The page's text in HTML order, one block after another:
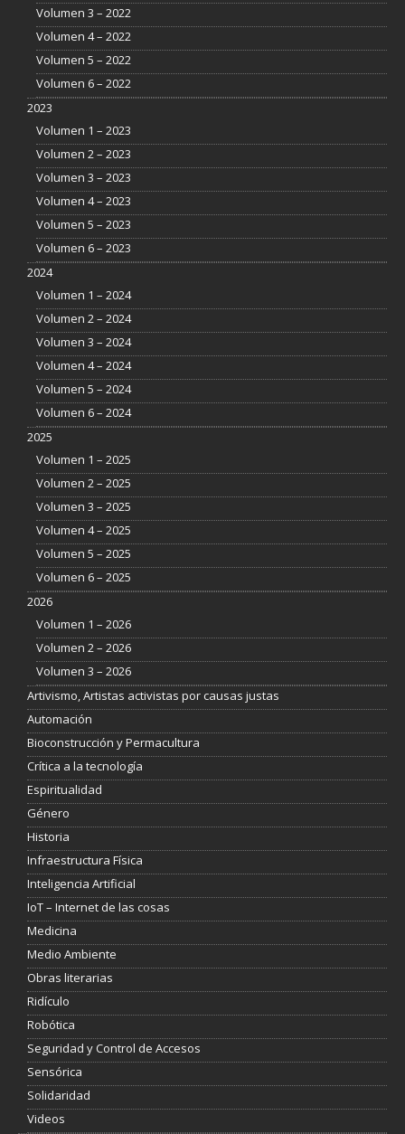
Volumen 3 – 2022
Volumen 4 – 2022
Volumen 5 – 2022
Volumen 6 – 2022
2023
Volumen 1 – 2023
Volumen 2 – 2023
Volumen 3 – 2023
Volumen 4 – 2023
Volumen 5 – 2023
Volumen 6 – 2023
2024
Volumen 1 – 2024
Volumen 2 – 2024
Volumen 3 – 2024
Volumen 4 – 2024
Volumen 5 – 2024
Volumen 6 – 2024
2025
Volumen 1 – 2025
Volumen 2 – 2025
Volumen 3 – 2025
Volumen 4 – 2025
Volumen 5 – 2025
Volumen 6 – 2025
2026
Volumen 1 – 2026
Volumen 2 – 2026
Volumen 3 – 2026
Artivismo, Artistas activistas por causas justas
Automación
Bioconstrucción y Permacultura
Crítica a la tecnología
Espiritualidad
Género
Historia
Infraestructura Física
Inteligencia Artificial
IoT – Internet de las cosas
Medicina
Medio Ambiente
Obras literarias
Ridículo
Robótica
Seguridad y Control de Accesos
Sensórica
Solidaridad
Videos